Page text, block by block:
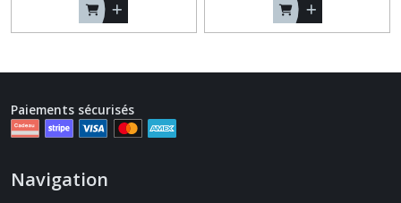
Paiements sécurisés
Navigation